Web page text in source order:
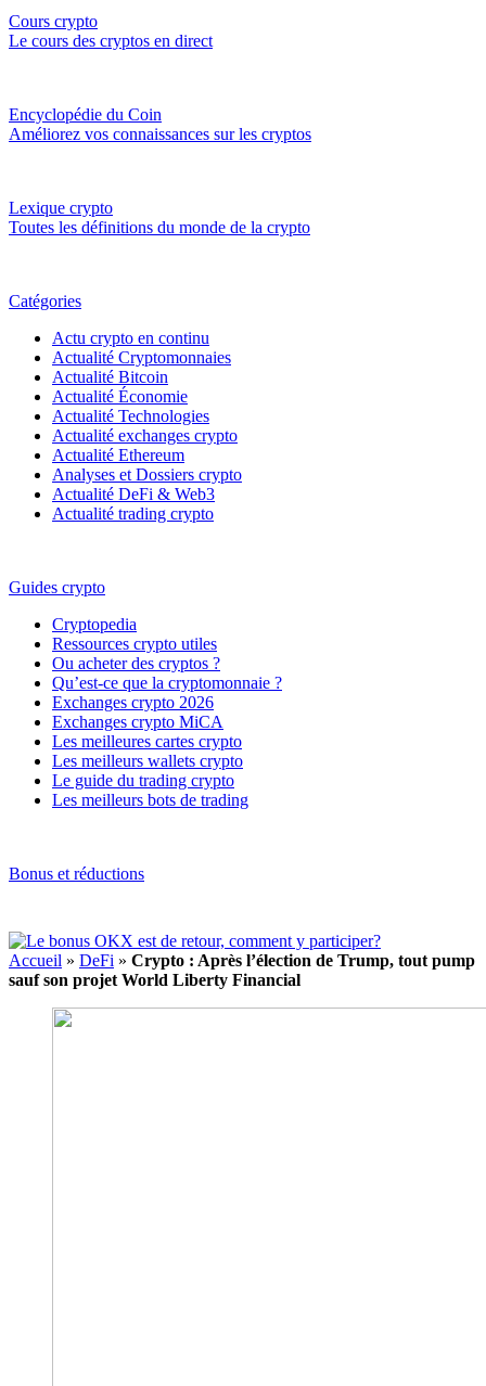
Cours crypto
Le cours des cryptos en direct
Encyclopédie du Coin
Améliorez vos connaissances sur les cryptos
Lexique crypto
Toutes les définitions du monde de la crypto
Catégories
Actu crypto en continu
Actualité Cryptomonnaies
Actualité Bitcoin
Actualité Économie
Actualité Technologies
Actualité exchanges crypto
Actualité Ethereum
Analyses et Dossiers crypto
Actualité DeFi & Web3
Actualité trading crypto
Guides crypto
Cryptopedia
Ressources crypto utiles
Ou acheter des cryptos ?
Qu’est-ce que la cryptomonnaie ?
Exchanges crypto 2026
Exchanges crypto MiCA
Les meilleures cartes crypto
Les meilleurs wallets crypto
Le guide du trading crypto
Les meilleurs bots de trading
Bonus et réductions
Accueil » DeFi » Crypto : Après l’élection de Trump, tout pump
sauf son projet World Liberty Financial